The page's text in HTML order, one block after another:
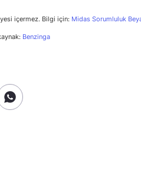
içermez. Bilgi için: Midas Sorumluluk
Benzinga